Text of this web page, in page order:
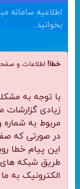
اطلاعیه سامانه
بخوانید...
خطا! اطلاعات و
با توجه به
زیادی
مربوط به
در صورتی که
این پیام خطا
طریق شبکه
الکترونیک به